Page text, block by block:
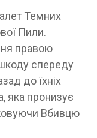
Темних
Пили.
правою
спереду
до їхніх
яка пронизує
Вбивцю